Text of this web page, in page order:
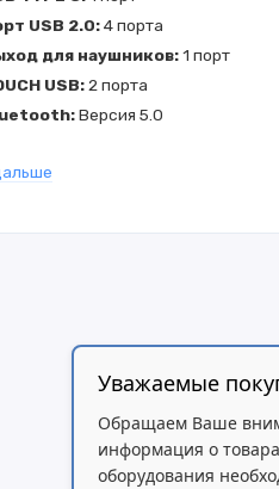
USB 2.0:4 порта
для наушников:1 порт
USB: 2 порта
Версия 5.0
панель
Уважаемые
Обращаем Ваше
информация о
оборудования